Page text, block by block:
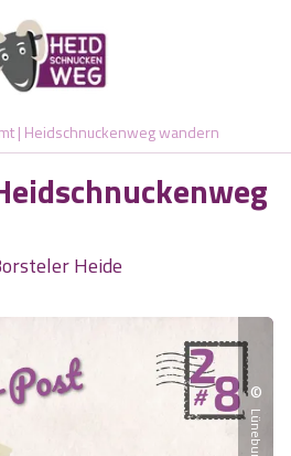
den Weg aus?
| Heidschnuckenweg wandern
Heide
©